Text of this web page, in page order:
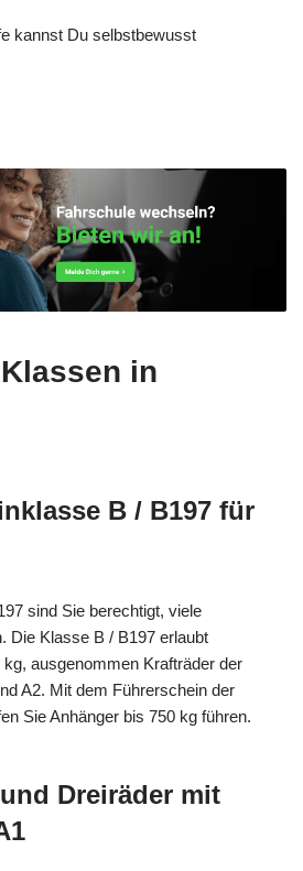
kannst Du selbstbewusst
in
B / B197 für
sind Sie berechtigt, viele
Die Klasse B / B197 erlaubt
ausgenommen Krafträder der
A2. Mit dem Führerschein der
Sie Anhänger bis 750 kg führen.
Dreiräder mit